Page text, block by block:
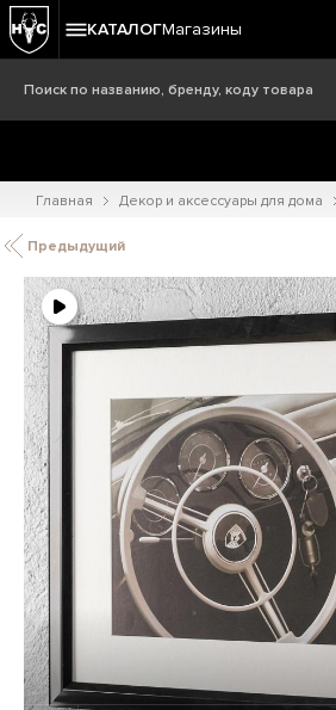
КАТАЛОГМагазины
Главная Декор и аксессуары для дома
Предыдущий